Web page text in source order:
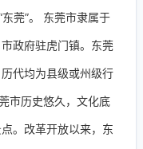
莞”。 东莞市隶属于
政府驻虎门镇。东莞
代均为县级或州级行
市历史悠久，文化底
。改革开放以来，东